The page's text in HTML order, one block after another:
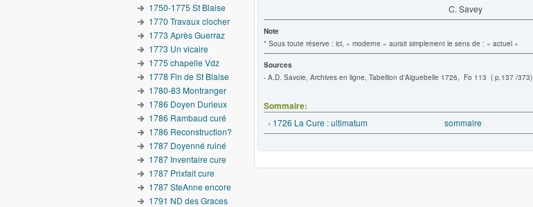
C. Savey
Note
* Sous toute réserve : ici, « moderne » aurait simplement le sens de : « actuel »
Sources
- A.D. Savoie, Archives en ligne, Tabellion d'Aiguebelle 1726, Fo 113 ( p.137 /373)
Sommaire:
‹ 1726 La Cure : ultimatum sommaire
1750-1775 St Blaise
1770 Travaux clocher
1773 Après Guerraz
1773 Un vicaire
1775 chapelle Vdz
1778 Fin de St Blaise
1780-83 Montranger
1786 Doyen Durieux
1786 Rambaud curé
1786 Reconstruction?
1787 Doyenné ruiné
1787 Inventaire cure
1787 Prixfait cure
1787 SteAnne encore
1791 ND des Graces